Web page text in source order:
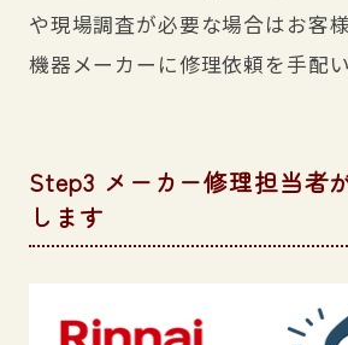
や現場調査が必要な場合はお客
機器メーカーに修理依頼を手配い
Step3 メーカー修理担当者
します